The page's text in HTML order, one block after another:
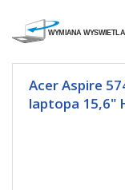
Acer Aspire
laptopa 15,6"